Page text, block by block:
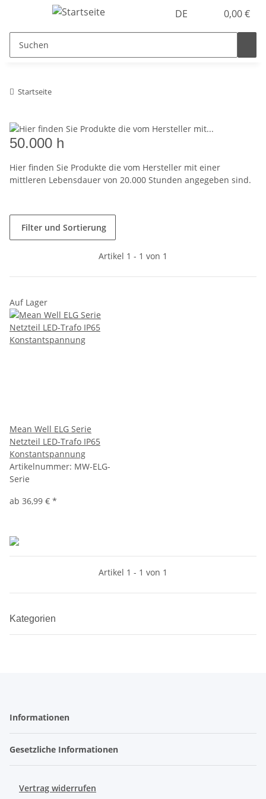
DE 0,00 €
Startseite
50.000 h
Hier finden Sie Produkte die vom Hersteller mit einer
mittleren Lebensdauer von 20.000 Stunden angegeben sind.
Filter und Sortierung
Artikel 1 - 1 von 1
Auf Lager
Mean Well ELG Serie
Netzteil LED-Trafo IP65
Konstantspannung
Artikelnummer: MW-ELG-
Serie
ab 36,99 € *
Artikel 1 - 1 von 1
Kategorien
Informationen
Gesetzliche Informationen
Vertrag widerrufen